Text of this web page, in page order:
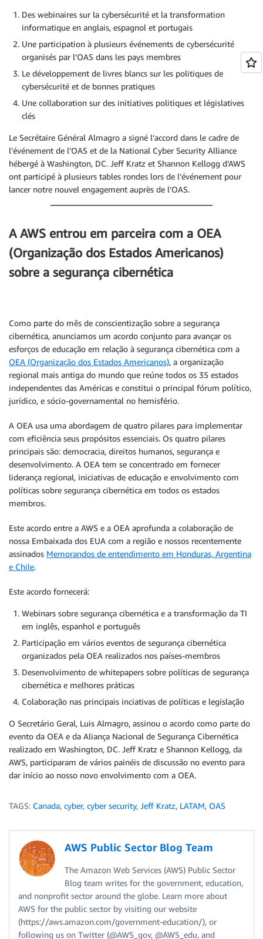
Des webinaires sur la cybersécurité et la transformation
informatique en anglais, espagnol et portugais
Une participation à plusieurs événements de cybersécurité
organisés par l’OAS dans les pays membres
Le développement de livres blancs sur les politiques de
cybersécurité et de bonnes pratiques
Une collaboration sur des initiatives politiques et législatives
clés
Le Secrétaire Général Almagro a signé l’accord dans le cadre de
l’événement de l’OAS et de la National Cyber Security Alliance
hébergé à Washington, DC. Jeff Kratz et Shannon Kellogg d’AWS
ont participé à plusieurs tables rondes lors de l’événement pour
lancer notre nouvel engagement auprès de l’OAS.
A AWS entrou em parceira com a OEA
(Organização dos Estados Americanos)
sobre a segurança cibernética
Como parte do mês de conscientização sobre a segurança
cibernética, anunciamos um acordo conjunto para avançar os
esforços de educação em relação à segurança cibernética com a
OEA (Organização dos Estados Americanos), a organização
regional mais antiga do mundo que reúne todos os 35 estados
independentes das Américas e constitui o principal fórum político,
jurídico, e sócio-governamental no hemisfério.
A OEA usa uma abordagem de quatro pilares para implementar
com eficiência seus propósitos essenciais. Os quatro pilares
principais são: democracia, direitos humanos, segurança e
desenvolvimento. A OEA tem se concentrado em fornecer
liderança regional, iniciativas de educação e envolvimento com
políticas sobre segurança cibernética em todos os estados
membros.
Este acordo entre a AWS e a OEA aprofunda a colaboração de
nossa Embaixada dos EUA com a região e nossos recentemente
assinados Memorandos de entendimento em Honduras, Argentina
e Chile.
Este acordo fornecerá:
Webinars sobre segurança cibernética e a transformação da TI
em inglês, espanhol e português
Participação em vários eventos de segurança cibernética
organizados pela OEA realizados nos países-membros
Desenvolvimento de whitepapers sobre políticas de segurança
cibernética e melhores práticas
Colaboração nas principais inciativas de políticas e legislação
O Secretário Geral, Luis Almagro, assinou o acordo como parte do
evento da OEA e da Aliança Nacional de Segurança Cibernética
realizado em Washington, DC. Jeff Kratz e Shannon Kellogg, da
AWS, participaram de vários painéis de discussão no evento para
dar início ao nosso novo envolvimento com a OEA.
TAGS: Canada, cyber, cyber security, Jeff Kratz, LATAM, OAS
AWS Public Sector Blog Team
The Amazon Web Services (AWS) Public Sector
Blog team writes for the government, education,
and nonprofit sector around the globe. Learn more about
AWS for the public sector by visiting our website
(https://aws.amazon.com/government-education/), or
following us on Twitter (@AWS_gov, @AWS_edu, and